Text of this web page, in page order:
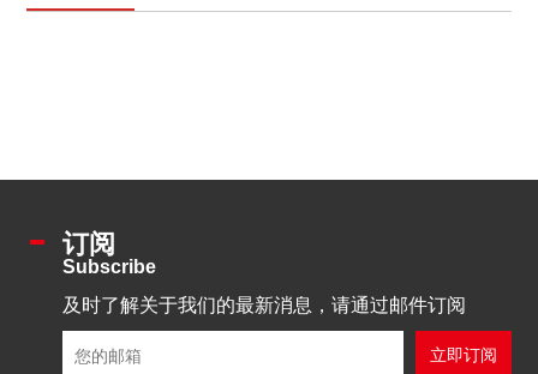
订阅
Subscribe
及时了解关于我们的最新消息，请通过邮件订阅